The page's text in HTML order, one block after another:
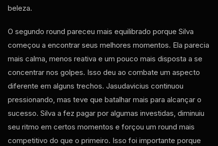
beleza.
O segundo round pareceu mais equilibrado porque Silva
começou a encontrar seus melhores momentos. Ela parecia
mais calma, menos reativa e um pouco mais disposta a se
concentrar nos golpes. Isso deu ao combate um aspecto
diferente em alguns trechos. Jasudavicius continuou
pressionando, mas teve que batalhar mais para alcançar o
sucesso. Silva a fez pagar por algumas investidas, diminuiu
seu ritmo em certos momentos e forçou um round mais
competitivo do que o primeiro. Isso foi importante porque